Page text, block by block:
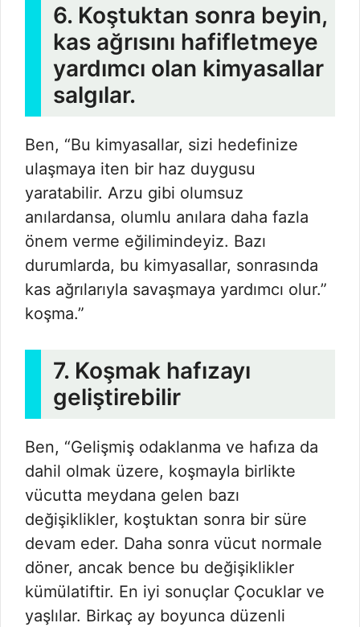
6. Koştuktan sonra beyin,
kas ağrısını hafifletmeye
yardımcı olan kimyasallar
salgılar.
Ben, “Bu kimyasallar, sizi hedefinize
ulaşmaya iten bir haz duygusu
yaratabilir. Arzu gibi olumsuz
anılardansa, olumlu anılara daha fazla
önem verme eğilimindeyiz. Bazı
durumlarda, bu kimyasallar, sonrasında
kas ağrılarıyla savaşmaya yardımcı olur.”
koşma.”
7. Koşmak hafızayı
geliştirebilir
Ben, “Gelişmiş odaklanma ve hafıza da
dahil olmak üzere, koşmayla birlikte
vücutta meydana gelen bazı
değişiklikler, koştuktan sonra bir süre
devam eder. Daha sonra vücut normale
döner, ancak bence bu değişiklikler
kümülatiftir. En iyi sonuçlar Çocuklar ve
yaşlılar. Birkaç ay boyunca düzenli